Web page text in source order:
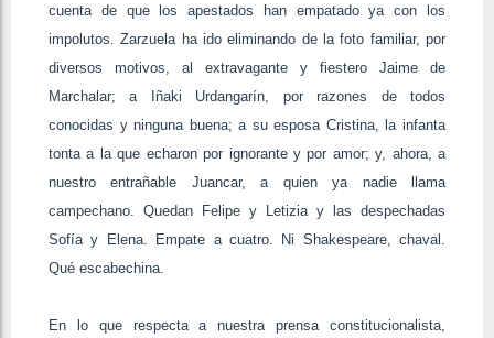
cuenta de que los apestados han empatado ya con los
impolutos. Zarzuela ha ido eliminando de la foto familiar, por
diversos motivos, al extravagante y fiestero Jaime de
Marchalar; a Iñaki Urdangarín, por razones de todos
conocidas y ninguna buena; a su esposa Cristina, la infanta
tonta a la que echaron por ignorante y por amor; y, ahora, a
nuestro entrañable Juancar, a quien ya nadie llama
campechano. Quedan Felipe y Letizia y las despechadas
Sofía y Elena. Empate a cuatro. Ni Shakespeare, chaval.
Qué escabechina.
En lo que respecta a nuestra prensa constitucionalista,